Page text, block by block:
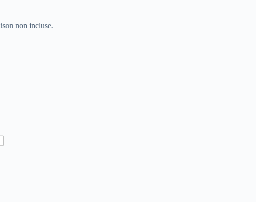
non incluse.